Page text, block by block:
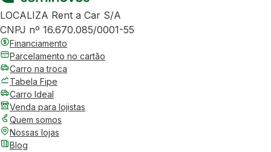
LOCALIZA Rent a Car S/A
CNPJ nº 16.670.085/0001-55
Financiamento
Parcelamento no cartão
Carro na troca
Tabela Fipe
Carro Ideal
Venda para lojistas
Quem somos
Nossas lojas
Blog